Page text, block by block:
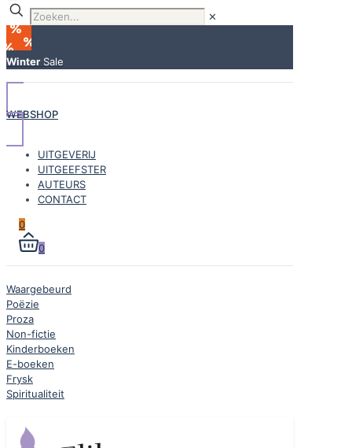
✕
Winter Sale
WEBSHOP
UITGEVERIJ
UITGEEFSTER
AUTEURS
CONTACT
0
0
Waargebeurd
Poëzie
Proza
Non-fictie
Kinderboeken
E-boeken
Frysk
Spiritualiteit